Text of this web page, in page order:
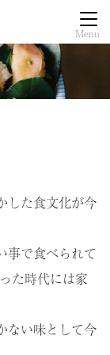
Menu
した食文化が今
事で食べられて
た時代には家
ない味として今